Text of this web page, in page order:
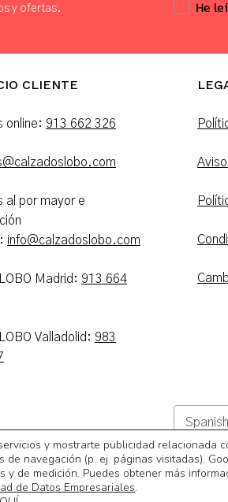
y ofertas. He
CLIENTE
online: 913 662 326
al por mayor e
info@calzadoslobo.com
Madrid: 913 664
Valladolid: 983
Aviso
y mostrarte publicidad relacionada
navegación (p. ej. páginas visitadas).
de medición. Puedes obtener más
de Datos Empresariales.